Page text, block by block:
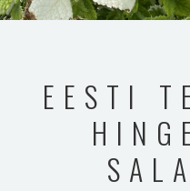
EESTI